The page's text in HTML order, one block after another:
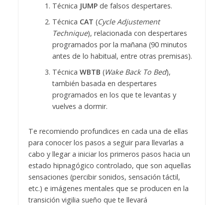
Técnica JUMPde falsos despertares.
Técnica CAT (Cycle Adjustement
Technique), relacionada con despertares
programados por la mañana (90 minutos
antes de lo habitual, entre otras premisas).
Técnica WBTB (Wake Back To Bed),
también basada en despertares
programados en los que te levantas y
vuelves a dormir.
Te recomiendo profundices en cada una de ellas
para conocer los pasos a seguir para llevarlas a
cabo y llegar a iniciar los primeros pasos hacia un
estado hipnagógico controlado, que son aquellas
sensaciones (percibir sonidos, sensación táctil,
etc.) e imágenes mentales que se producen en la
transición vigilia sueño que te llevará